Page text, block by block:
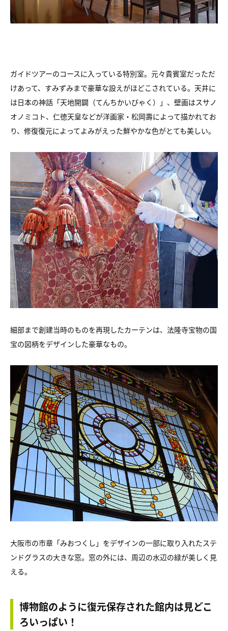
ガイドツアーのコースに入っている特別室。元々貴賓室だっただ
けあって、すみずみまで豪華な設えがほどこされている。天井に
は日本の神話「天地開闢（てんちかいびゃく）」、壁画はスサノ
オノミコト、仁徳天皇などが洋画家・松岡壽によって描かれてお
り、修復復元によってよみがえった鮮やかな色がとても美しい。
細部まで創建当時のものを再現したカーテンは、法隆寺宝物の国
宝の図柄をデザインした豪華なもの。
大阪市の市章「みおつくし」をデザインの一部に取り入れたステ
ンドグラスの大きな窓。窓の外には、周辺の水辺の緑が美しく見
える。
博物館のように復元保存された館内は見どこ
ろいっぱい！